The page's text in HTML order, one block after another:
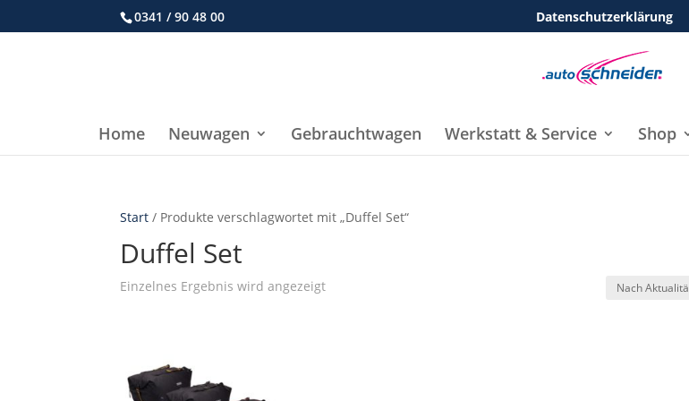
0341 / 90 48 00 Datenschutzerklärung
Home Neuwagen Gebrauchtwagen Werkstatt & Service Shop
Start / Produkte verschlagwortet mit „Duffel Set“
Duffel Set
Einzelnes Ergebnis wird angezeigt